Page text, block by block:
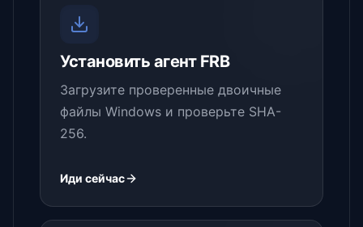
Установить агент FRB
Загрузите проверенные двоичные
файлы Windows и проверьте SHA-
256.
Иди сейчас